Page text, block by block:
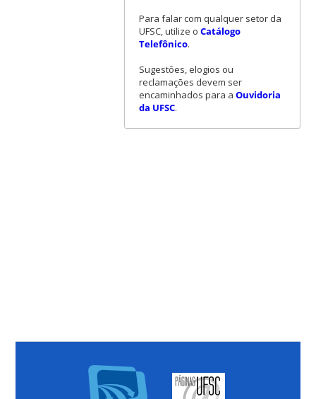
Para falar com qualquer setor da
UFSC, utilize o Catálogo
Telefônico.
Sugestões, elogios ou
reclamações devem ser
encaminhados para a Ouvidoria
da UFSC.